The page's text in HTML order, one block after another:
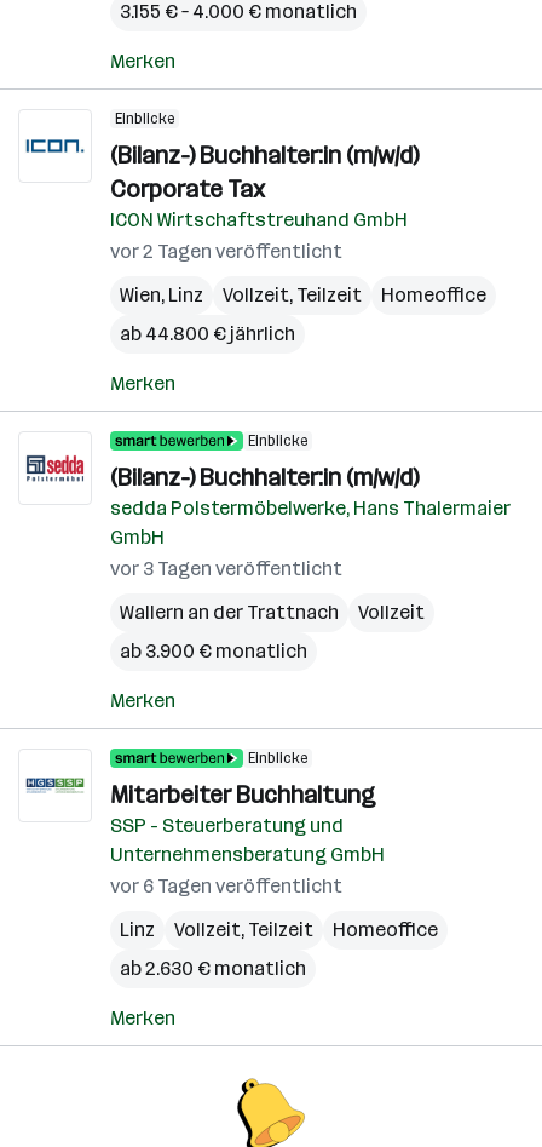
3.155 € – 4.000 € monatlich
Merken
Einblicke
(Bilanz-) Buchhalter:in (m/w/d)
Corporate Tax
ICON Wirtschaftstreuhand GmbH
vor 2 Tagen veröffentlicht
Wien, Linz Vollzeit, Teilzeit
Homeoffice
ab 44.800 € jährlich
Merken
Einblicke
(Bilanz-) Buchhalter:in (m/w/d)
sedda Polstermöbelwerke, Hans Thalermaier
GmbH
vor 3 Tagen veröffentlicht
Wallern an der Trattnach
Vollzeit
ab 3.900 € monatlich
Merken
Einblicke
Mitarbeiter Buchhaltung
SSP - Steuerberatung und
Unternehmensberatung GmbH
vor 6 Tagen veröffentlicht
Linz
Vollzeit, Teilzeit
Homeoffice
ab 2.630 € monatlich
Merken